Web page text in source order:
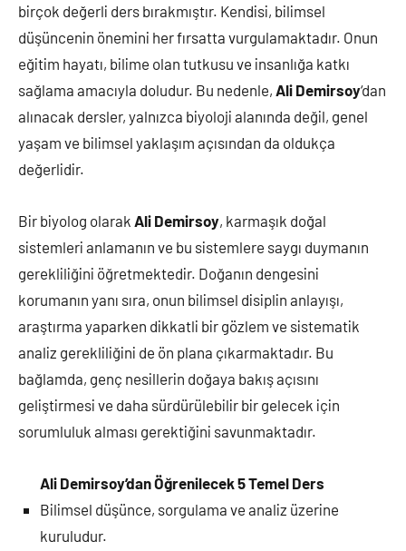
birçok değerli ders bırakmıştır. Kendisi, bilimsel
düşüncenin önemini her fırsatta vurgulamaktadır. Onun
eğitim hayatı, bilime olan tutkusu ve insanlığa katkı
sağlama amacıyla doludur. Bu nedenle, Ali Demirsoy‘dan
alınacak dersler, yalnızca biyoloji alanında değil, genel
yaşam ve bilimsel yaklaşım açısından da oldukça
değerlidir.
Bir biyolog olarak Ali Demirsoy, karmaşık doğal
sistemleri anlamanın ve bu sistemlere saygı duymanın
gerekliliğini öğretmektedir. Doğanın dengesini
korumanın yanı sıra, onun bilimsel disiplin anlayışı,
araştırma yaparken dikkatli bir gözlem ve sistematik
analiz gerekliliğini de ön plana çıkarmaktadır. Bu
bağlamda, genç nesillerin doğaya bakış açısını
geliştirmesi ve daha sürdürülebilir bir gelecek için
sorumluluk alması gerektiğini savunmaktadır.
Ali Demirsoy’dan Öğrenilecek 5 Temel Ders
Bilimsel düşünce, sorgulama ve analiz üzerine
kuruludur.